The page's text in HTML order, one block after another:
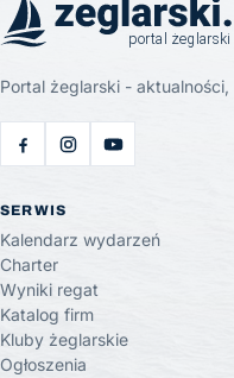
Portal żeglarski -
SERWIS
Kalendarz wydarzeń
Charter
Wyniki regat
Katalog firm
Kluby żeglarskie
Ogłoszenia